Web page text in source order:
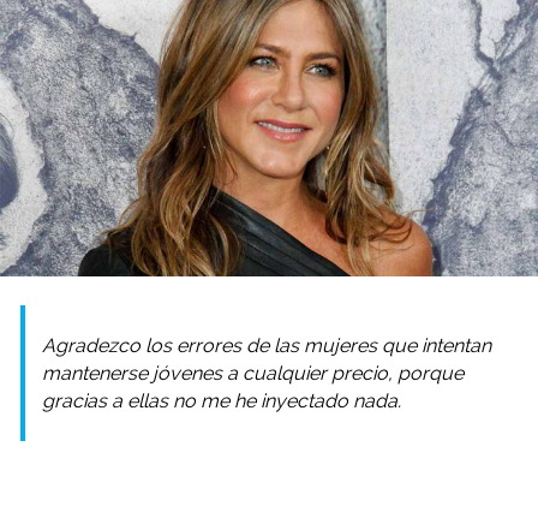
Agradezco los errores de las mujeres que intentan
mantenerse jóvenes a cualquier precio, porque
gracias a ellas no me he inyectado nada.